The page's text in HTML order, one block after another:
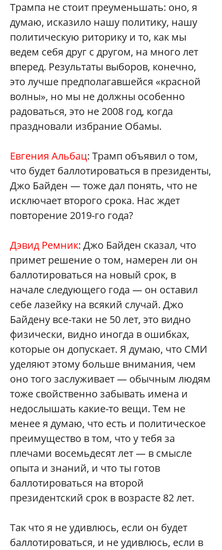
Трампа не стоит преуменьшать: оно, я
думаю, исказило нашу политику, нашу
политическую риторику и то, как мы
ведем себя друг с другом, на много лет
вперед. Результаты выборов, конечно,
это лучше предполагавшейся «красной
волны», но мы не должны особенно
радоваться, это не 2008 год, когда
праздновали избрание Обамы.
Евгения Альбац: Трамп объявил о том,
что будет баллотироваться в президенты,
Джо Байден — тоже дал понять, что не
исключает второго срока. Нас ждет
повторение 2019-го года?
Дэвид Ремник: Джо Байден сказал, что
примет решение о том, намерен ли он
баллотироваться на новый срок, в
начале следующего года — он оставил
себе лазейку на всякий случай. Джо
Байдену все-таки не 50 лет, это видно
физически, видно иногда в ошибках,
которые он допускает. Я думаю, что СМИ
уделяют этому больше внимания, чем
оно того заслуживает — обычным людям
тоже свойственно забывать имена и
недослышать какие-то вещи. Тем не
менее я думаю, что есть и политическое
преимущество в том, что у тебя за
плечами восемьдесят лет — в смысле
опыта и знаний, и что ты готов
баллотироваться на второй
президентский срок в возрасте 82 лет.
Так что я не удивлюсь, если он будет
баллотироваться, и не удивлюсь, если в